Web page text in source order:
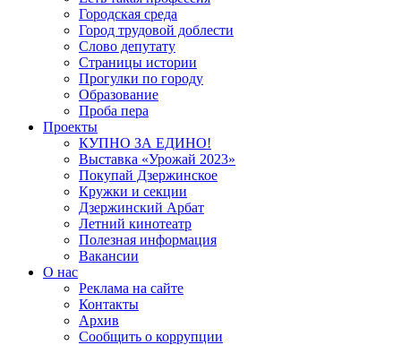
Городская среда
Город трудовой доблести
Слово депутату
Страницы истории
Прогулки по городу
Образование
Проба пера
Проекты
КУПНО ЗА ЕДИНО!
Выставка «Урожай 2023»
Покупай Дзержинское
Кружки и секции
Дзержинский Арбат
Летний кинотеатр
Полезная информация
Вакансии
О нас
Реклама на сайте
Контакты
Архив
Сообщить о коррупции